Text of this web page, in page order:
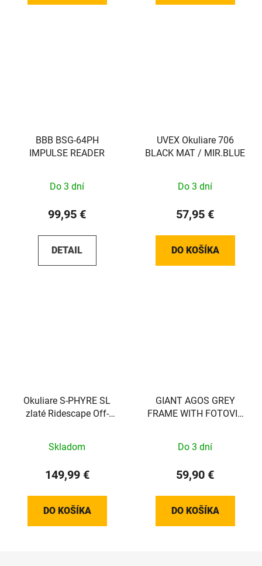
BBB BSG-64PH
IMPULSE READER
Do 3 dní
99,95 €
DETAIL
UVEX Okuliare 706
BLACK MAT / MIR.BLUE
Do 3 dní
57,95 €
DO KOŠÍKA
Okuliare S-PHYRE SL
zlaté Ridescape Off-
Skladom
149,99 €
DO KOŠÍKA
GIANT AGOS GREY
FRAME WITH FOTOVIS
Do 3 dní
59,90 €
DO KOŠÍKA